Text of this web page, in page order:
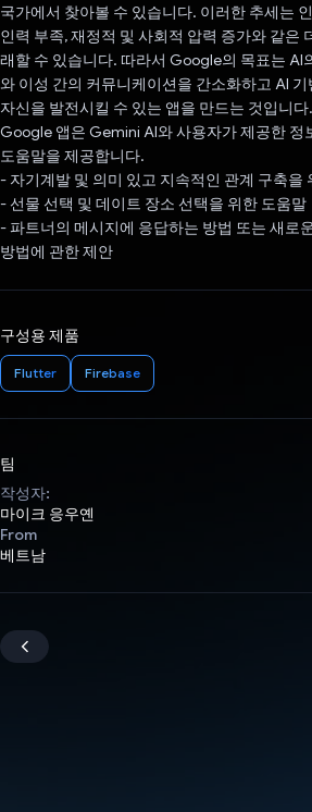
국가에서 찾아볼 수 있습니다. 이러한 추세는
인력 부족, 재정적 및 사회적 압력 증가와 같은
래할 수 있습니다. 따라서 Google의 목표는 AI
와 이성 간의 커뮤니케이션을 간소화하고 AI
자신을 발전시킬 수 있는 앱을 만드는 것입니다.
Google 앱은 Gemini AI와 사용자가 제공한 정
도움말을 제공합니다.
- 자기계발 및 의미 있고 지속적인 관계 구축을
- 선물 선택 및 데이트 장소 선택을 위한 도움말
- 파트너의 메시지에 응답하는 방법 또는 새로
방법에 관한 제안
구성용 제품
Flutter Firebase
팀
작성자:
마이크 응우옌
From
베트남